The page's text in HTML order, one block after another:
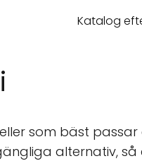
Katalog
eller som bäst passar
alternativ,